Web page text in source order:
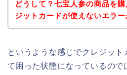
どうして？七宝人参の商品を
ジットカードが使えないエラー
というような感じでクレジット
て困った状態になっているので